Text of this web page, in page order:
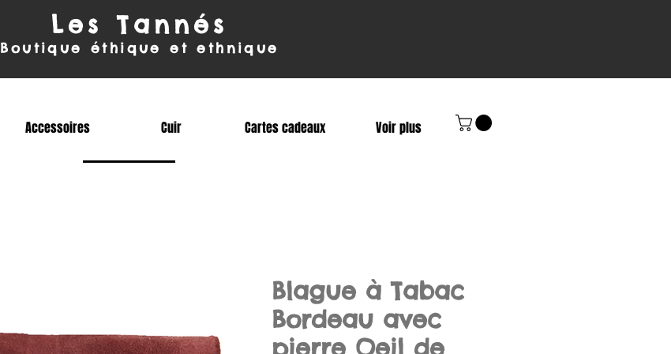
Les Tannés
Boutique éthique et ethnique
Accessoires Cuir Cartes cadeaux Voir plus
Blague à Tabac
Bordeau avec
pierre Oeil de